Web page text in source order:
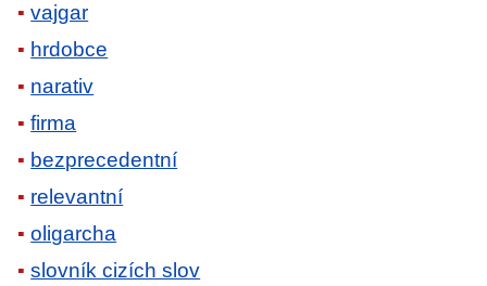
vajgar
hrdobce
narativ
firma
bezprecedentní
relevantní
oligarcha
slovník cizích slov